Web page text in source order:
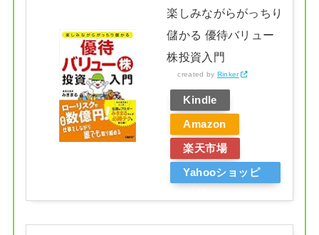
楽しみながらがっちり
儲かる 優待バリュー
株投資入門
created by Rinker
Kindle
Amazon
楽天市場
Yahooショッピ